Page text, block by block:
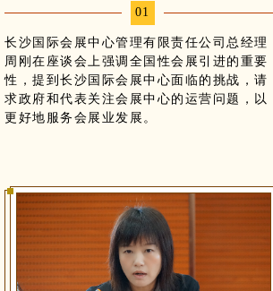
01
长沙国际会展中心管理有限责任公司总经理
周刚在座谈会上强调全国性会展引进的重要
性，提到长沙国际会展中心面临的挑战，请
求政府和代表关注会展中心的运营问题，以
更好地服务会展业发展。